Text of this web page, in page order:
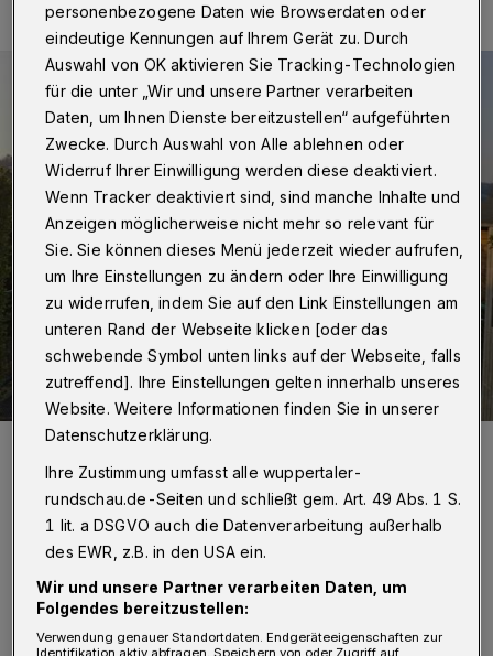
Die Kleingartenanlage Leibusch.
Foto: Wuppertaler Rundschau/mivi
M an habe sich „im Grundsatz für den
Standort an der Badischen Straße
personenbezogene Daten wie Browserdaten oder
eindeutige Kennungen auf Ihrem Gerät zu. Durch
Auswahl von OK aktivieren Sie Tracking-Technologien
für die unter „Wir und unsere Partner verarbeiten
Daten, um Ihnen Dienste bereitzustellen“ aufgeführten
Zwecke. Durch Auswahl von Alle ablehnen oder
Widerruf Ihrer Einwilligung werden diese deaktiviert.
Wenn Tracker deaktiviert sind, sind manche Inhalte und
Anzeigen möglicherweise nicht mehr so relevant für
Sie. Sie können dieses Menü jederzeit wieder aufrufen,
um Ihre Einstellungen zu ändern oder Ihre Einwilligung
zu widerrufen, indem Sie auf den Link Einstellungen am
unteren Rand der Webseite klicken [oder das
schwebende Symbol unten links auf der Webseite, falls
zutreffend]. Ihre Einstellungen gelten innerhalb unseres
Website. Weitere Informationen finden Sie in unserer
Datenschutzerklärung.
Ihre Zustimmung umfasst alle wuppertaler-
rundschau.de-Seiten und schließt gem. Art. 49 Abs. 1 S.
1 lit. a DSGVO auch die Datenverarbeitung außerhalb
des EWR, z.B. in den USA ein.
Wir und unsere Partner verarbeiten Daten, um
Folgendes bereitzustellen:
Verwendung genauer Standortdaten. Endgeräteeigenschaften zur
Identifikation aktiv abfragen. Speichern von oder Zugriff auf